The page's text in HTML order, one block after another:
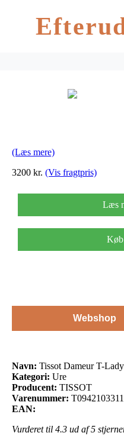
(Læs mere)
3200 kr. (Vis fragtpris)
Læs
Webshop
Navn: Tissot Dameur T-
Kategori: Ure
Producent: TISSOT
Varenummer:
EAN:
Vurderet til 4.3 ud af 5